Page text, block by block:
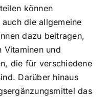
können
die allgemeine
dazu beitragen,
Vitaminen und
die für verschiedene
Darüber hinaus
das